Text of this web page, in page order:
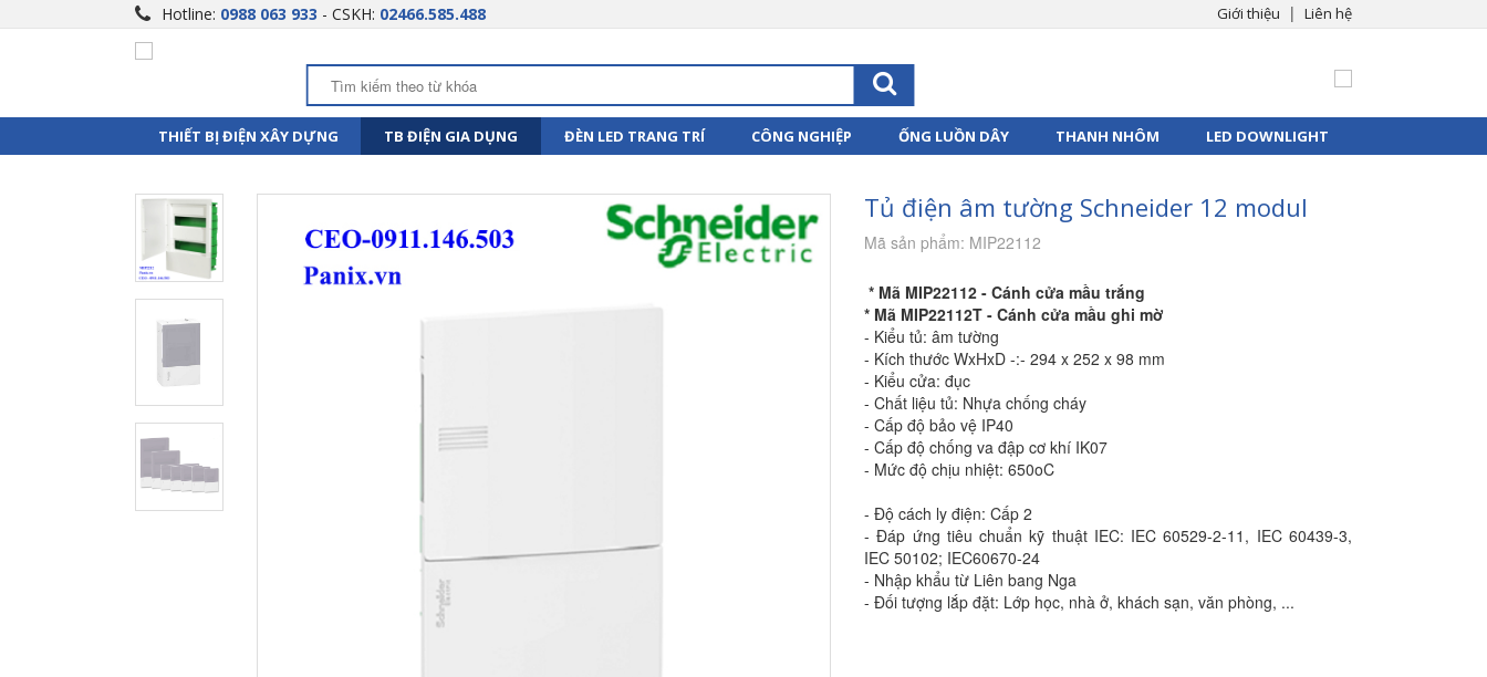
Hotline: 0988 063 933 - CSKH: 02466.585.488 Giới thiệu | Liên hệ
THIẾT BỊ ĐIỆN XÂY DỰNG TB ĐIỆN GIA DỤNG ĐÈN LED TRANG TRÍ CÔNG NGHIỆP ỐNG LUỒN DÂY THANH NHÔM LED DOWNLIGHT
Tủ điện âm tường Schneider 12 modul
Mã sản phẩm: MIP22112
* Mã MIP22112 - Cánh cửa mầu trắng
* Mã MIP22112T - Cánh cửa mầu ghi mờ
- Kiểu tủ: âm tường
- Kích thước WxHxD -:- 294 x 252 x 98 mm
- Kiểu cửa: đục
- Chất liệu tủ: Nhựa chống cháy
- Cấp độ bảo vệ IP40
- Cấp độ chống va đập cơ khí IK07
- Mức độ chịu nhiệt: 650oC
- Độ cách ly điện: Cấp 2
- Đáp ứng tiêu chuẩn kỹ thuật IEC: IEC 60529-2-11, IEC 60439-3,
IEC 50102; IEC60670-24
- Nhập khẩu từ Liên bang Nga
- Đối tượng lắp đặt: Lớp học, nhà ở, khách sạn, văn phòng, ...